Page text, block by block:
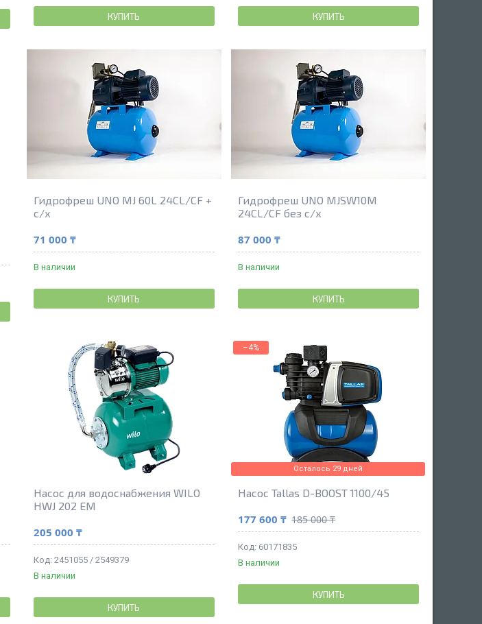
КУПИТЬ КУПИТЬ
Гидрофреш UNO MJ 60L 24CL/CF +
c/х
71 000 ₸
В наличии
КУПИТЬ
Гидрофреш UNO MJSW10M
24CL/CF без с/х
87 000 ₸
В наличии
КУПИТЬ
Насос для водоснабжения WILO
HWJ 202 EM
205 000 ₸
2451055 / 2549379
В наличии
КУПИТЬ
–4%
Осталось 29 дней
Насос Tallas D-BOOST 1100/45
177 600 ₸ 185 000 ₸
60171835
В наличии
КУПИТЬ